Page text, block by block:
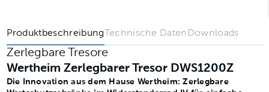
ProduktbeschreibungTechnische Daten Downloads
Zerlegbare Tresore
Wertheim Zerlegbarer Tresor DWS1200Z
Die Innovation aus dem Hause Wertheim: Zerlegbare